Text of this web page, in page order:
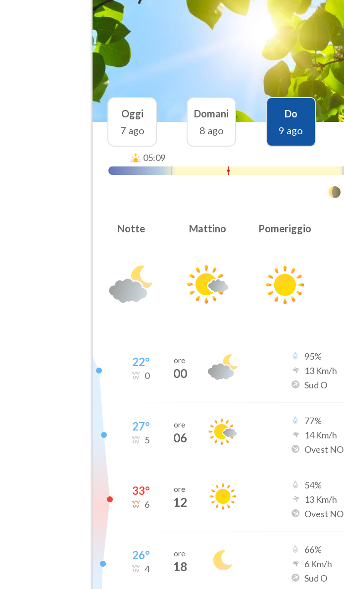
Oggi
7 ago
Domani
8 ago
Do
9 ago
05:09
Notte Mattino Pomeriggio
22°
0
ore
00
95%
13 Km/h
Sud O
27°
5
ore
06
77%
14Km/h
Ovest NO
33°
6
ore
12
54%
13 Km/h
Ovest NO
26°
4
ore
18
66%
6 Km/h
Sud O